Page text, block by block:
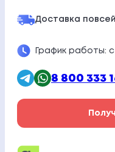
Доставка по
График работы:
8 800 333